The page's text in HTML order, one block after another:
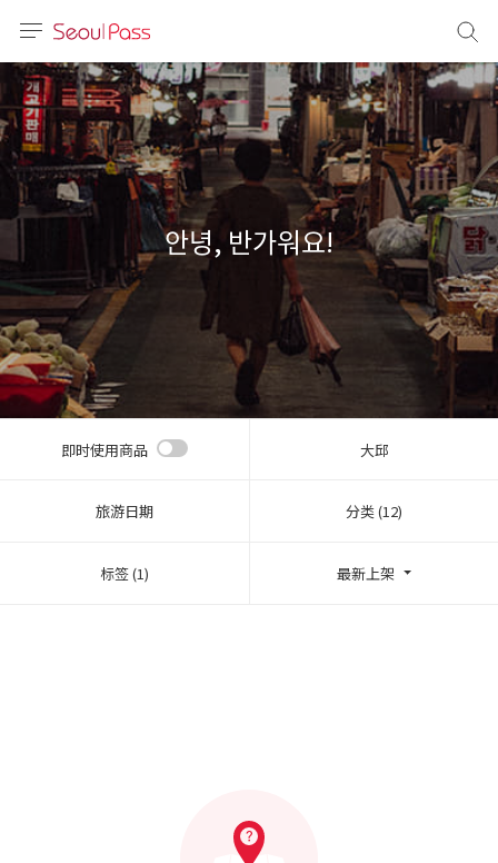
体)
文 (台灣)
안녕, 반가워요!
即时使用商品 大邱
旅游日期 分类 (12)
标签 (1) 最新上架